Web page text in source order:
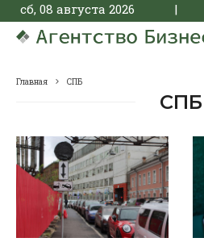
сб, 08 августа 2026 |
Главная СПБ
СПБ